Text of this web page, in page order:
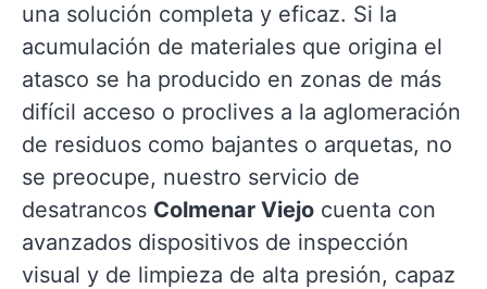
una solución completa y eficaz. Si la
acumulación de materiales que origina el
atasco se ha producido en zonas de más
difícil acceso o proclives a la aglomeración
de residuos como bajantes o arquetas, no
se preocupe, nuestro servicio de
desatrancos Colmenar Viejo cuenta con
avanzados dispositivos de inspección
visual y de limpieza de alta presión, capaz